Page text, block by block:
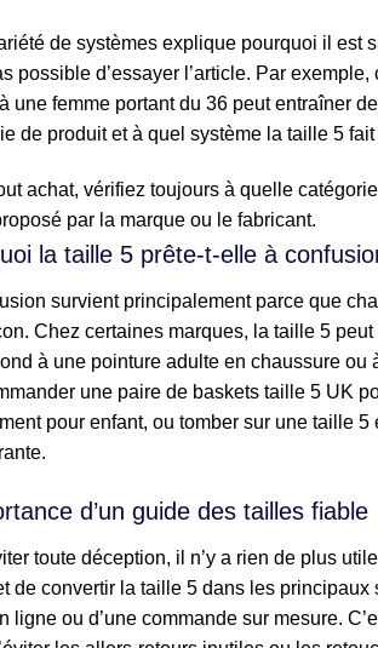
de systèmes explique pourquoi il est
possible d’essayer l’article. Par
une femme portant du 36 peut entraîner
de produit et à quel système la taille 5
achat, vérifiez toujours à quelle
par la marque ou le fabricant.
la taille 5 prête-t-elle à
survient principalement parce que
Chez certaines marques, la taille 5
à une pointure adulte en chaussure
une paire de baskets taille 5 UK
pour enfant, ou tomber sur une taille
d’un guide des tailles fiable
toute déception, il n’y a rien de plus
de convertir la taille 5 dans les principaux
ligne ou d’une commande sur mesure.